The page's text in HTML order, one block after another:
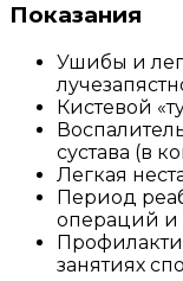
Показания
Ушибы и
Кистевой
сустава (в
Легкая
Период
операций и
занятиях